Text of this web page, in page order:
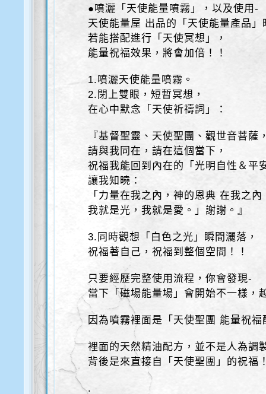
●噴灑「天使能量噴霧」，以及使用-
天使能量屋 出品的「天使能量產品」
若能搭配進行「天使冥想」，
能量祝福效果，將會加倍！！
1.噴灑天使能量噴霧。
2.閉上雙眼，短暫冥想，
在心中默念「天使祈禱詞」：
『基督聖靈、天使聖團、觀世音菩薩
請與我同在，請在這個當下，
祝福我能回到內在的「光明自性＆平
讓我知曉：
「力量在我之內，神的恩典 在我之內
我就是光，我就是愛。」謝謝。』
3.同時觀想「白色之光」瞬間灑落，
祝福著自己，祝福到整個空間！！
只要經歷完整使用流程，你會發現-
當下「磁場能量場」會開始不一樣，
因為噴霧裡面是「天使聖團 能量祝福
裡面的天然精油配方，並不是人為調
背後是來直接自「天使聖團」的祝福
.